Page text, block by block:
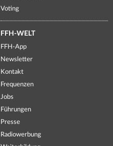
Voting
FFH-WELT
FFH-App
Newsletter
Kontakt
Frequenzen
Jobs
Führungen
Presse
Radiowerbung